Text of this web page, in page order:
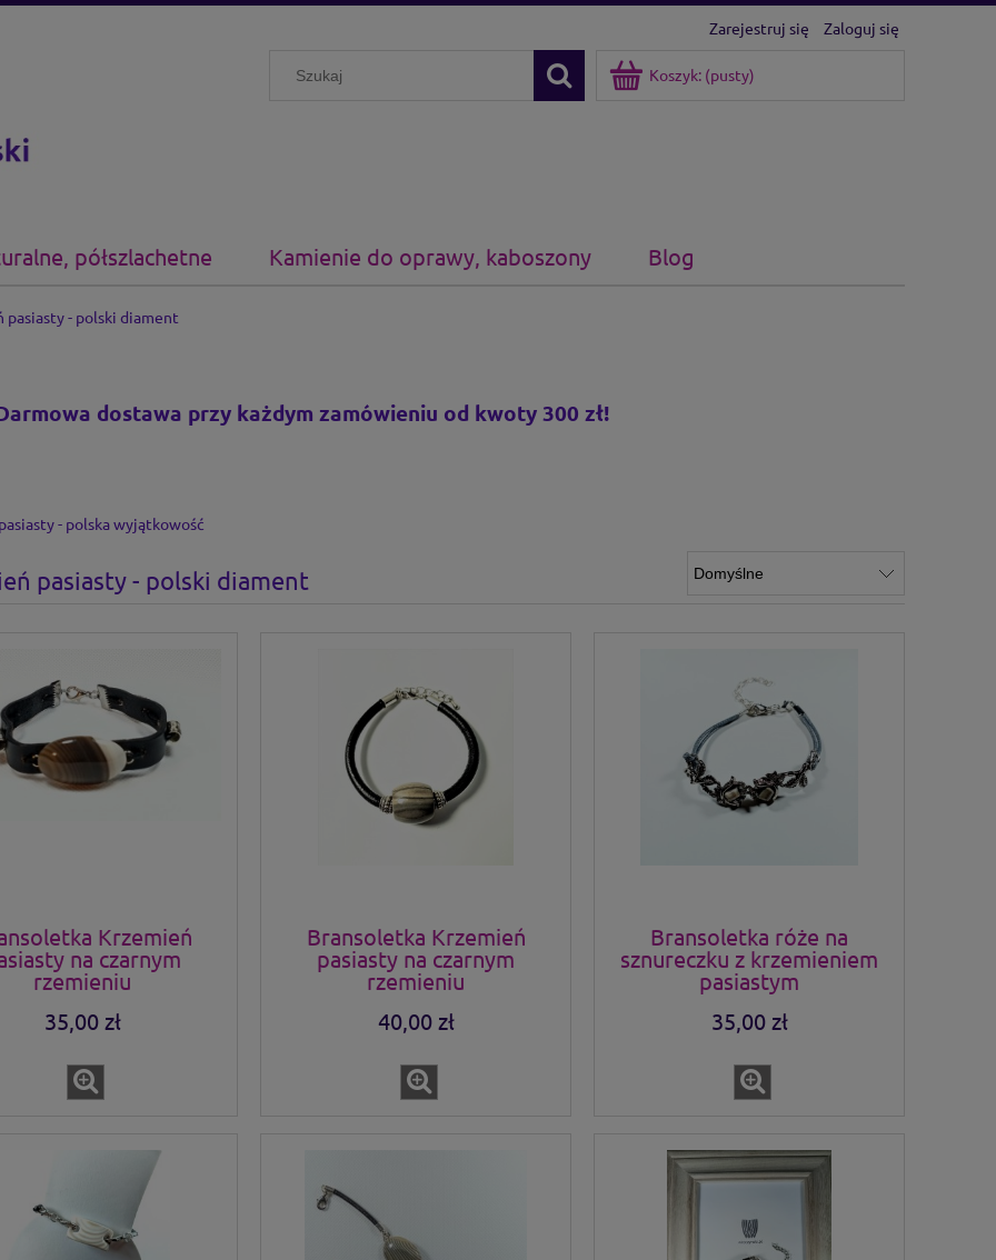
Zarejestruj się Zaloguj się
Koszyk: (pusty)
półszlachetne Kamienie do oprawy, kaboszony Blog
pasiasty - polski diament
dostawa przy każdym zamówieniu od kwoty 300 zł!
- polska wyjątkowość
pasiasty - polski diament
Krzemień
na czarnym
rzemieniu
35,00 zł
Bransoletka Krzemień
pasiasty na czarnym
rzemieniu
40,00 zł
Bransoletka róże na
sznureczku z krzemieniem
pasiastym
35,00 zł